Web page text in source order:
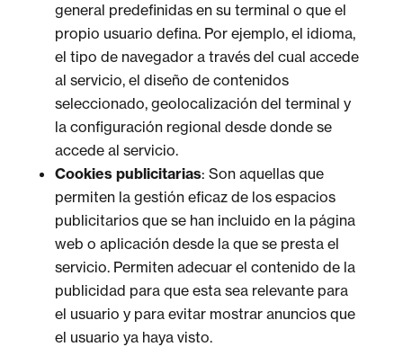
general predefinidas en su terminal o que el
propio usuario defina. Por ejemplo, el idioma,
el tipo de navegador a través del cual accede
al servicio, el diseño de contenidos
seleccionado, geolocalización del terminal y
la configuración regional desde donde se
accede al servicio.
Cookies publicitarias: Son aquellas que
permiten la gestión eficaz de los espacios
publicitarios que se han incluido en la página
web o aplicación desde la que se presta el
servicio. Permiten adecuar el contenido de la
publicidad para que esta sea relevante para
el usuario y para evitar mostrar anuncios que
el usuario ya haya visto.